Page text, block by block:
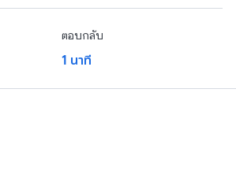
ตอบกลับ
1 นาที